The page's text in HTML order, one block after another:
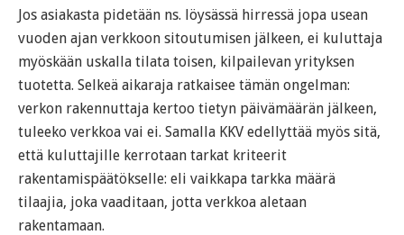
Jos asiakasta pidetään ns. löysässä hirressä jopa usean
vuoden ajan verkkoon sitoutumisen jälkeen, ei kuluttaja
myöskään uskalla tilata toisen, kilpailevan yrityksen
tuotetta. Selkeä aikaraja ratkaisee tämän ongelman:
verkon rakennuttaja kertoo tietyn päivämäärän jälkeen,
tuleeko verkkoa vai ei. Samalla KKV edellyttää myös sitä,
että kuluttajille kerrotaan tarkat kriteerit
rakentamispäätökselle: eli vaikkapa tarkka määrä
tilaajia, joka vaaditaan, jotta verkkoa aletaan
rakentamaan.